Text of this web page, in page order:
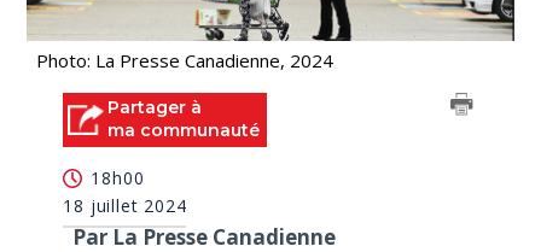
Photo: La Presse Canadienne, 2024
Partager à
ma communauté
18h00
18 juillet 2024
Par La Presse Canadienne